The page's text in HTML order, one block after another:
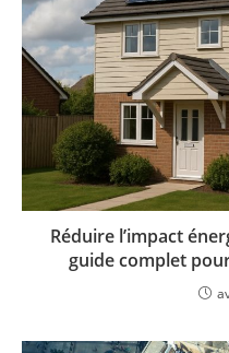
Réduire l’impact
guide complet